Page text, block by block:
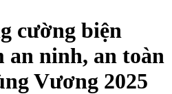
cường biện
an ninh, an toàn
Vương 2025